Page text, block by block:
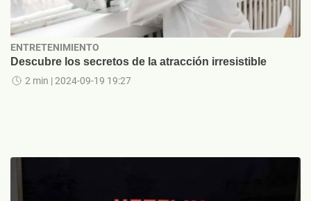
ENTRETENIMIENTO
Descubre los secretos de la atracción irresistible
2 min | 2024-09-19 19:27